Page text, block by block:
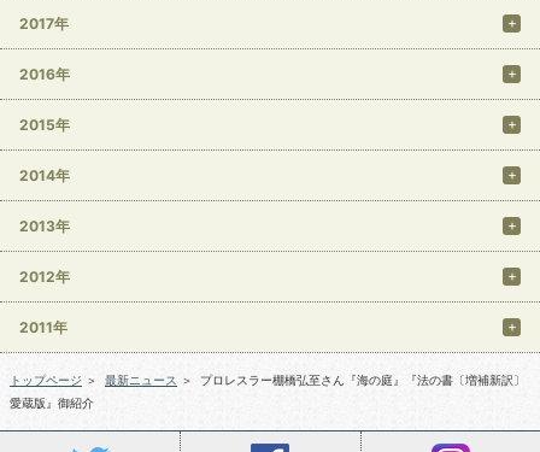
2017年
2016年
2015年
2014年
2013年
2012年
2011年
トップページ ＞ 最新ニュース ＞
プロレスラー棚橋弘至さん『海の庭』『法の書〔増補新訳〕
愛蔵版』御紹介